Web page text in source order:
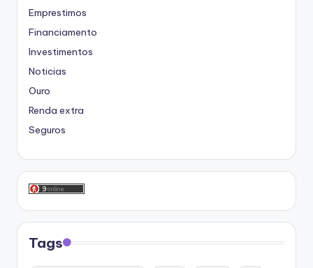
Emprestimos
Financiamento
Investimentos
Noticias
Ouro
Renda extra
Seguros
Tags